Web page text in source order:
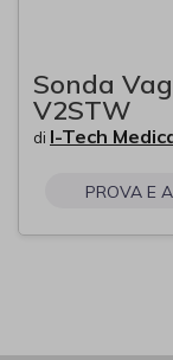
Sonda
V2STW
di I-Tech
PROVA E